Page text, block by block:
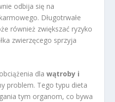
odbija się na
Długotrwałe
również zwiększać ryzyko
zwierzęcego sprzyja
dlawątroby i
problem. Tego typu dieta
tym organom, co bywa